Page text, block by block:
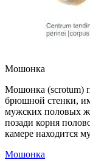
Мошонка
Мошонка (scrotum)
брюшной стенки,
мужских половых
позади корня
камере находится
Мошонка